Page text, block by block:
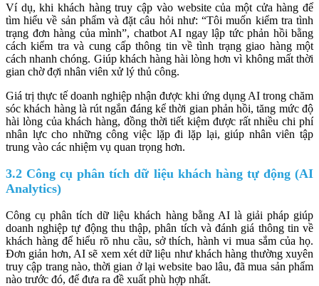
Ví dụ, khi khách hàng truy cập vào website của một cửa hàng để
tìm hiểu về sản phẩm và đặt câu hỏi như: “Tôi muốn kiểm tra tình
trạng đơn hàng của mình”, chatbot AI ngay lập tức phản hồi bằng
cách kiểm tra và cung cấp thông tin về tình trạng giao hàng một
cách nhanh chóng. Giúp khách hàng hài lòng hơn vì không mất thời
gian chờ đợi nhân viên xử lý thủ công.
Giá trị thực tế doanh nghiệp nhận được khi ứng dụng AI trong chăm
sóc khách hàng là rút ngắn đáng kể thời gian phản hồi, tăng mức độ
hài lòng của khách hàng, đồng thời tiết kiệm được rất nhiều chi phí
nhân lực cho những công việc lặp đi lặp lại, giúp nhân viên tập
trung vào các nhiệm vụ quan trọng hơn.
3.2 Công cụ phân tích dữ liệu khách hàng tự động (AI
Analytics)
Công cụ phân tích dữ liệu khách hàng bằng AI là giải pháp giúp
doanh nghiệp tự động thu thập, phân tích và đánh giá thông tin về
khách hàng để hiểu rõ nhu cầu, sở thích, hành vi mua sắm của họ.
Đơn giản hơn, AI sẽ xem xét dữ liệu như khách hàng thường xuyên
truy cập trang nào, thời gian ở lại website bao lâu, đã mua sản phẩm
nào trước đó, để đưa ra đề xuất phù hợp nhất.